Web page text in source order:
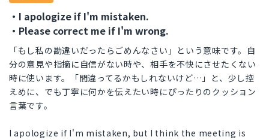
・I apologize if I'm mistaken.
・Please correct me if I'm wrong.
「もし私の勘違いだったらごめんなさい」という意味です。自
分の意見や指摘に自信がない時や、相手を不快にさせたくない
時に使います。「間違ってるかもしれないけど…」と、少し控
えめに、でも丁寧に何かを伝えたい時にぴったりのクッション
言葉です。
I apologize if I'm mistaken, but I think the meeting is